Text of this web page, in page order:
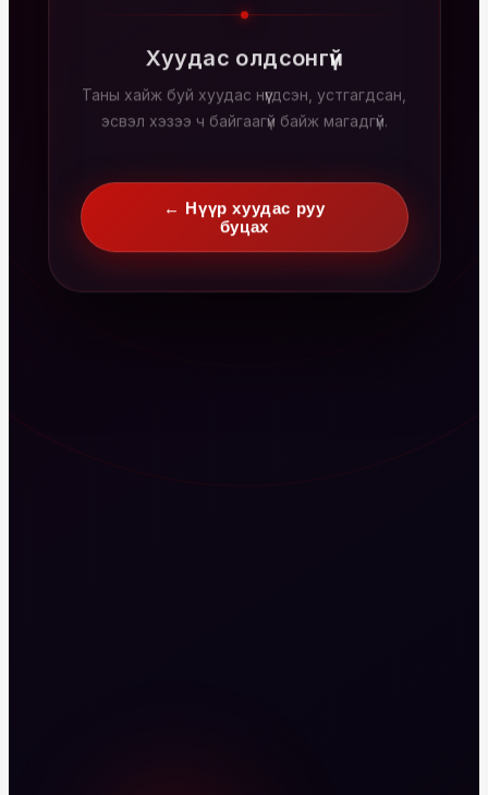
Хуудас олдсонгүй
Таны хайж буй хуудас нүүгдсэн, устгагдсан,
эсвэл хэзээ ч байгаагүй байж магадгүй.
← Нүүр хуудас руу
буцах